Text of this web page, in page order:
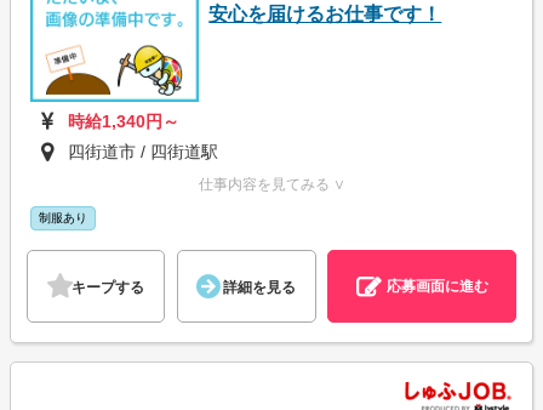
安心を届けるお仕事です！
時給1,340円～
四街道市 / 四街道駅
仕事内容を見てみる ∨
制服あり
キープする 詳細を見る 応募画面に進む